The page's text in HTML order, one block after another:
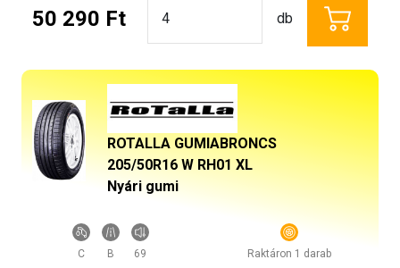
50 290 Ft db
ROTALLA GUMIABRONCS
205/50R16 W RH01 XL
Nyári gumi
C B 69 Raktáron 1 darab